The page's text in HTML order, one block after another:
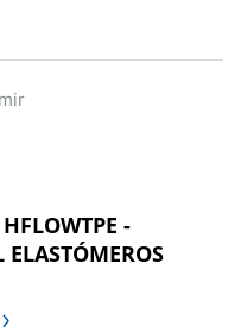
-
ELASTÓMEROS